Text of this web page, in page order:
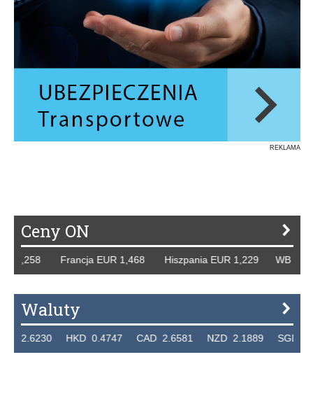
REKLAMA
Ceny ON
Francja EUR 1,468 Hiszpania EUR 1,229 WB
Waluty
HKD 0.4747 CAD 2.6581 NZD 2.1889 SGD